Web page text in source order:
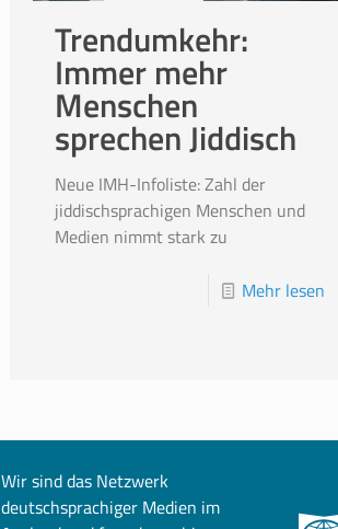
Trendumkehr:
Immer mehr
Menschen
sprechen Jiddisch
Neue IMH-Infoliste: Zahl der
jiddischsprachigen Menschen und
Medien nimmt stark zu
Mehr lesen
Wir sind das Netzwerk
deutschsprachiger Medien im